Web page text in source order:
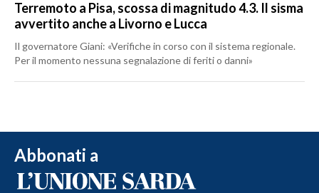
Terremoto a Pisa, scossa di magnitudo 4.3. Il sisma
avvertito anche a Livorno e Lucca
Il governatore Giani: «Verifiche in corso con il sistema regionale.
Per il momento nessuna segnalazione di feriti o danni»
Abbonati a